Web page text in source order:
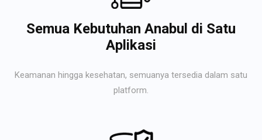
Semua Kebutuhan Anabul di Satu
Aplikasi
Keamanan hingga kesehatan, semuanya tersedia dalam satu
platform.